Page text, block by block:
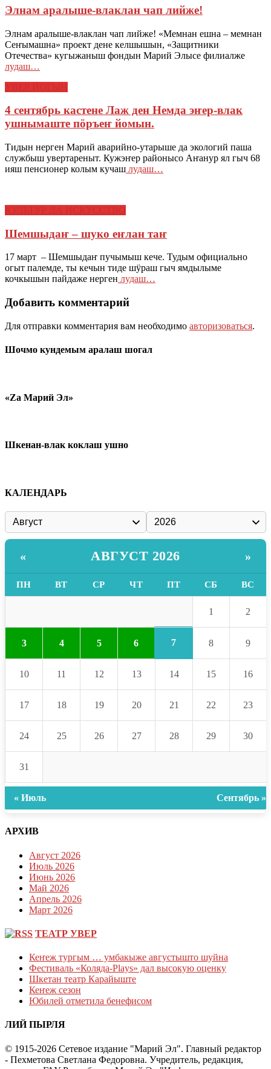
Элнам аралыше-влаклан чап лийже!
Элнам аралыше-влаклан чап лийже! «Мемнан ешна – мемнан
Сеҥымашна» проект дене келшышын, «Защитники
Отечества» кугыжаныш фондын Марий Элысе филиалже
лудаш…
4 сентябрь кастене Лаж ден Немда эҥер-влак
ушнымаште пӧръеҥ йомын.
Тидын нерген Марий аварийно-утарыше да экологий паша
службыш увертареныт. Кужэҥер районысо Аҥанур ял гыч 68
ияш пенсионер колым кучаш лудаш…
Шемшыдаҥ – шуко еҥлан таҥ
17 март – Шемшыдаҥ пучымыш кече. Тудым официально
огыт палемде, ты кечын тиде шӱраш гыч ямдылыме
кочкышын пайдаже нерген лудаш…
Добавить комментарий
Для отправки комментария вам необходимо авторизоваться.
Шочмо кундемым аралаш шогал
«Zа Марий Эл»
Шкенан-влак коклаш ушно
КАЛЕНДАРЬ
« АВГУСТ 2026 »
ПН ВТ СР ЧТ ПТ СБ ВС
1 2
3 4 5 6 7 8 9
10 11 12 13 14 15 16
17 18 19 20 21 22 23
24 25 26 27 28 29 30
31
« Июль Сентябрь »
АРХИВ
Август 2026
Июль 2026
Июнь 2026
Май 2026
Апрель 2026
Март 2026
ТЕАТР УВЕР
Кеҥеж тургым … умбакыже августышто шуйна
Фестиваль «Коляда-Plays» дал высокую оценку
Шкетан театр Карайыште
Кеҥеж сезон
Юбилей отметила бенефисом
ЛИЙ ПЫРЛЯ
© 1915-2026 Сетевое издание "Марий Эл". Главный редактор
- Пехметова Светлана Федоровна. Учредитель, редакция,